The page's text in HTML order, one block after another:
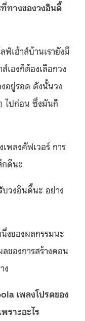
ทางของวงอินดี้
ฟ์เฮ้าส์บ้านเรายังมี
เองก็ต้องเลือกวง
อยู่รอด ดังนั้นวง
ไปก่อน ซึ่งมันก็
พลงคัฟเวอร์ การ
กดีนะ
วงอินดี้นะ อย่าง
งของผลกรรมนะ
ของการสร้างคอน
ง
เพลงโปรดของ
ราะอะไร